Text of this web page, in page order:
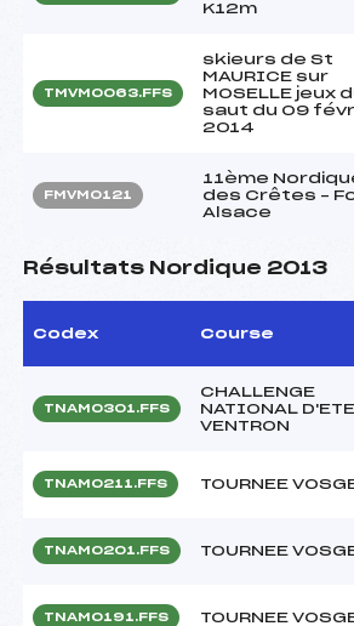
K12m
TMVM0063.FFS
skieurs de St
MAURICE sur
MOSELLE jeux
saut du 09
2014
FMVM0121
11ème
des Crêtes –
Alsace
Résultats Nordique 2013
Codex Course
TNAM0301.FFS
CHALLENGE
NATIONAL
VENTRON
TNAM0211.FFS TOURNEE
TNAM0201.FFS TOURNEE
TNAM0191.FFS TOURNEE